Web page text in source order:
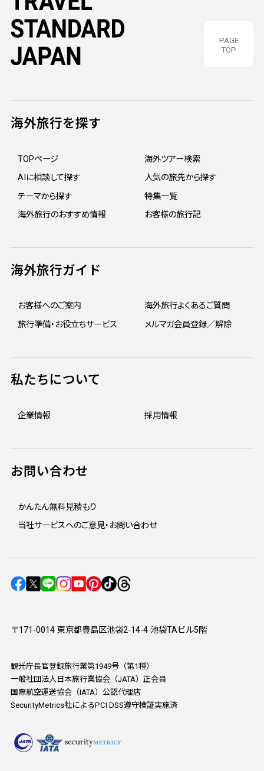
PAGE
TOP
〒171-0014 東京都豊島区池袋2-14-4 池袋TAビル5階
観光庁長官登録旅行業第1949号（第1種）
一般社団法人日本旅行業協会（JATA）正会員
国際航空運送協会（IATA）公認代理店
SecurityMetrics社によるPCI DSS遵守検証実施済
海外旅行を探す
TOPページ
海外ツアー検索
AIに相談して探す
人気の旅先から探す
テーマから探す
特集一覧
海外旅行のおすすめ情報
お客様の旅行記
海外旅行ガイド
お客様へのご案内
海外旅行よくあるご質問
旅行準備・お役立ちサービス
メルマガ会員登録／解除
私たちについて
企業情報 採用情報
お問い合わせ
かんたん無料見積もり
当社サービスへのご意見・お問い合わせ